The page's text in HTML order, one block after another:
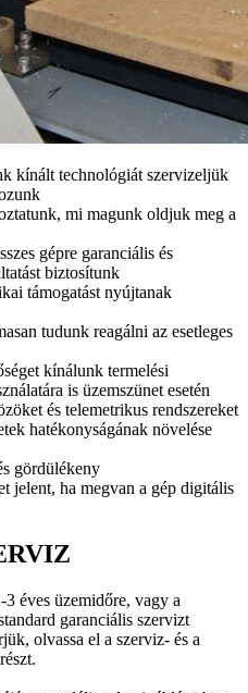
kínált technológiát szervizeljük
mi magunk oldjuk meg a
gépre garanciális és
biztosítunk
támogatást nyújtanak
tudunk reagálni az esetleges
kínálunk termelési
is üzemszünet esetén
és telemetrikus rendszereket
hatékonyságának növelése
gördülékeny
jelent, ha megvan a gép digitális
éves üzemidőre, vagy a
garanciális szervizt
olvassa el a szerviz- és a